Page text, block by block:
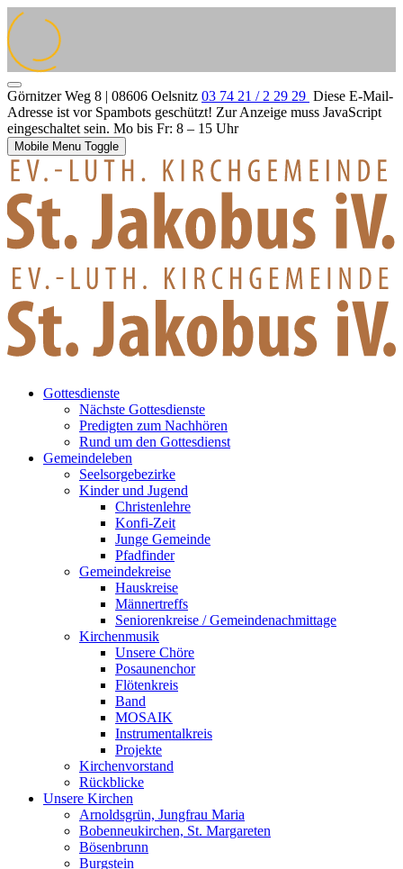
Görnitzer Weg 8 | 08606 Oelsnitz 03 74 21 / 2 29 29 Diese E-Mail-
Adresse ist vor Spambots geschützt! Zur Anzeige muss JavaScript
eingeschaltet sein. Mo bis Fr: 8 – 15 Uhr
Mobile Menu Toggle
Gottesdienste
Nächste Gottesdienste
Predigten zum Nachhören
Rund um den Gottesdienst
Gemeindeleben
Seelsorgebezirke
Kinder und Jugend
Christenlehre
Konfi-Zeit
Junge Gemeinde
Pfadfinder
Gemeindekreise
Hauskreise
Männertreffs
Seniorenkreise / Gemeindenachmittage
Kirchenmusik
Unsere Chöre
Posaunenchor
Flötenkreis
Band
MOSAIK
Instrumentalkreis
Projekte
Kirchenvorstand
Rückblicke
Unsere Kirchen
Arnoldsgrün, Jungfrau Maria
Bobenneukirchen, St. Margareten
Bösenbrunn
Burgstein